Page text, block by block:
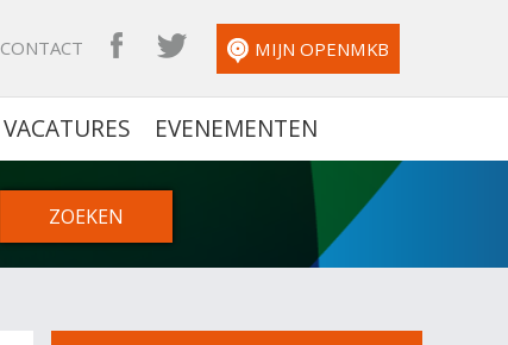
CONTACT OPENMKB FACEBOOK
OPENMKB TWITTER
MIJN OPENMKB
VACATURES EVENEMENTEN